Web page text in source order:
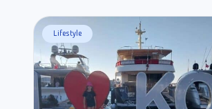
Lifestyle